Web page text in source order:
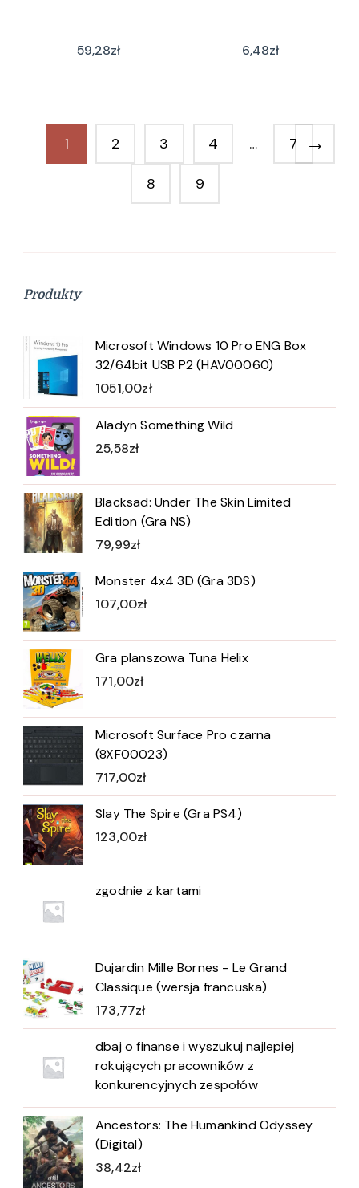
59,28zł 6,48zł
1 2 3 4 … 7
8 9
→
Produkty
Microsoft Windows 10 Pro ENG Box
32/64bit USB P2 (HAV00060)
1051,00zł
Aladyn Something Wild
25,58zł
Blacksad: Under The Skin Limited
Edition (Gra NS)
79,99zł
Monster 4x4 3D (Gra 3DS)
107,00zł
Gra planszowa Tuna Helix
171,00zł
Microsoft Surface Pro czarna
(8XF00023)
717,00zł
Slay The Spire (Gra PS4)
123,00zł
zgodnie z kartami
Dujardin Mille Bornes - Le Grand
Classique (wersja francuska)
173,77zł
dbaj o finanse i wyszukuj najlepiej
rokujących pracowników z
konkurencyjnych zespołów
Ancestors: The Humankind Odyssey
(Digital)
38,42zł